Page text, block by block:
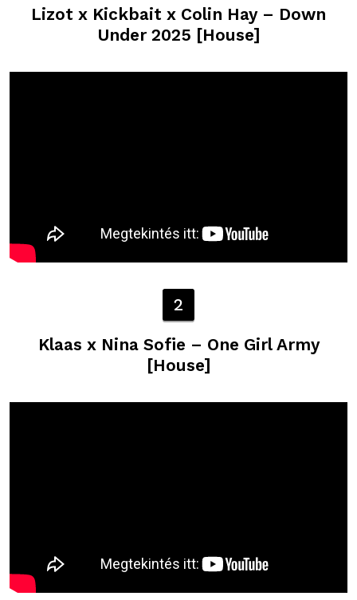
Lizot x Kickbait x Colin Hay – Down
Under 2025 [House]
2
Klaas x Nina Sofie – One Girl Army
[House]